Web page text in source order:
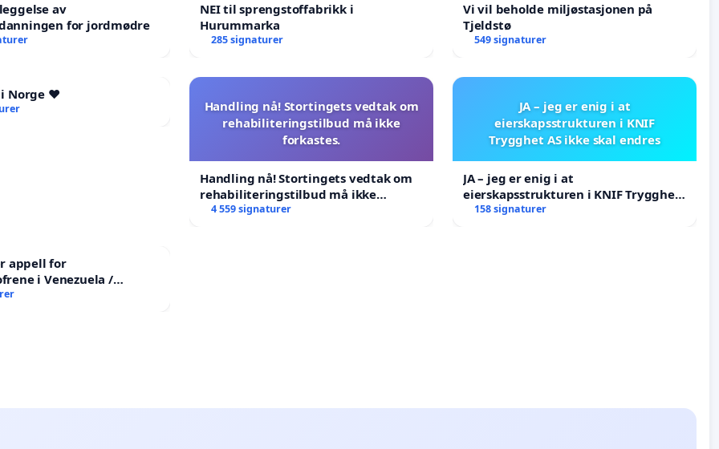
av
for jordmødre
NEI til sprengstoffabrikk i
Hurummarka
285 signaturer
Vi vil beholde miljøstasjonen på
Tjeldstø
549 signaturer
i Norge ❤️
Handling nå! Stortingets vedtak om
rehabiliteringstilbud må ikke
forkastes.
Handling nå! Stortingets vedtak om
rehabiliteringstilbud må ikke
forkastes.
4 559 signaturer
JA – jeg er enig i at
eierskapsstrukturen i KNIF
Trygghet AS ikke skal endres
JA – jeg er enig i at
eierskapsstrukturen i KNIF Trygghet
AS ikke skal endres
158 signaturer
appell for
i Venezuela /
Appeal for the